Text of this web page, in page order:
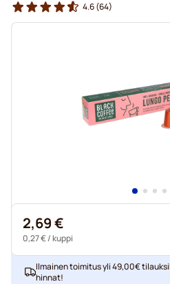
4.6(64)
2,69 €
0,27 €/ kuppi
Ilmainen toimitus yli 49,00€
hinnat!